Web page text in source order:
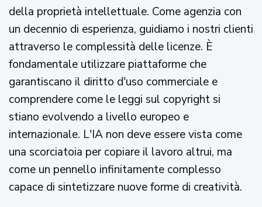
della proprietà intellettuale. Come agenzia con
un decennio di esperienza, guidiamo i nostri clienti
attraverso le complessità delle licenze. È
fondamentale utilizzare piattaforme che
garantiscano il diritto d'uso commerciale e
comprendere come le leggi sul copyright si
stiano evolvendo a livello europeo e
internazionale. L'IA non deve essere vista come
una scorciatoia per copiare il lavoro altrui, ma
come un pennello infinitamente complesso
capace di sintetizzare nuove forme di creatività.